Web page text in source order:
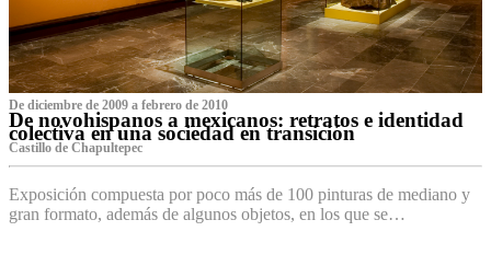
De diciembre de 2009 a febrero de 2010
De novohispanos a mexicanos: retratos e identidad
colectiva en una sociedad en transición
Castillo de Chapultepec
Exposición compuesta por poco más de 100 pinturas de mediano y
gran formato, además de algunos objetos, en los que se…